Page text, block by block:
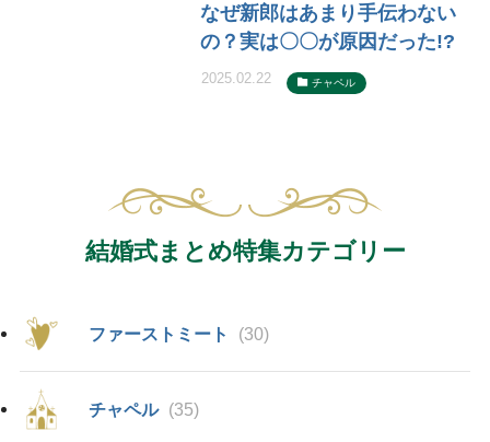
なぜ新郎はあまり手伝わない
の？実は〇〇が原因だった!?
2025.02.22 チャペル
結婚式まとめ特集カテゴリー
ファーストミート (30)
チャペル (35)